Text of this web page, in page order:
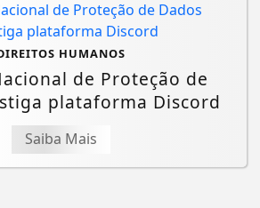
HUMANOS
de Proteção de
plataforma Discord
Saiba Mais